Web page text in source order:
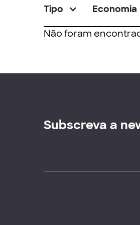
Tipo Economia
Não foram
Subscreva a